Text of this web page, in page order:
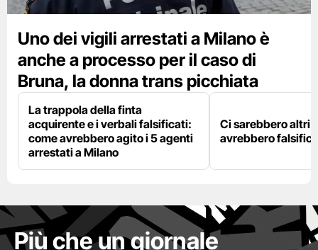
Uno dei vigili arrestati a Milano è
anche a processo per il caso di
Bruna, la donna trans picchiata
La trappola della finta
acquirente e i verbali falsificati:
come avrebbero agito i 5 agenti
arrestati a Milano
Ci sarebbero altri
avrebbero
Più che un giornale